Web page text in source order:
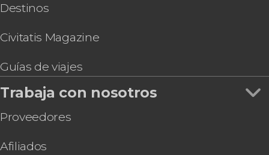
Destinos
Civitatis Magazine
Guías de viajes
Trabaja con nosotros
Proveedores
Afiliados